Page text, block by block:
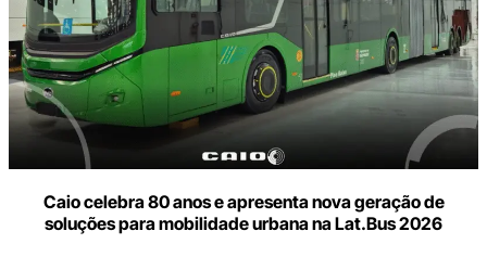
Caio celebra 80 anos e apresenta nova geração de
soluções para mobilidade urbana na Lat.Bus 2026